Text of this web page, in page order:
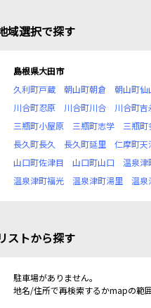
域選択で探す
島根県大田市
久利町戸蔵
朝山町朝倉 朝山町仙
川合町忍原
川合町川合 川合町吉
三瓶町小屋原
三瓶町志学 三瓶町
長久町長久
長久町延里 仁摩町天
山口町佐津目
山口町山口 温泉津
温泉津町福光
温泉津町湯里 温泉
ストから探す
駐車場がありません。
地名/住所で再検索するかmapの範